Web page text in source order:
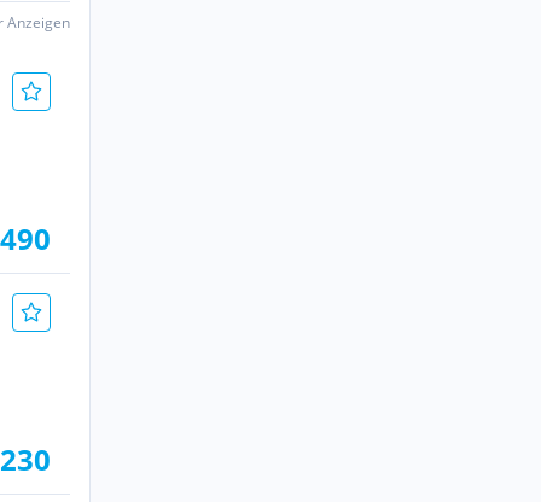
Anzeigen